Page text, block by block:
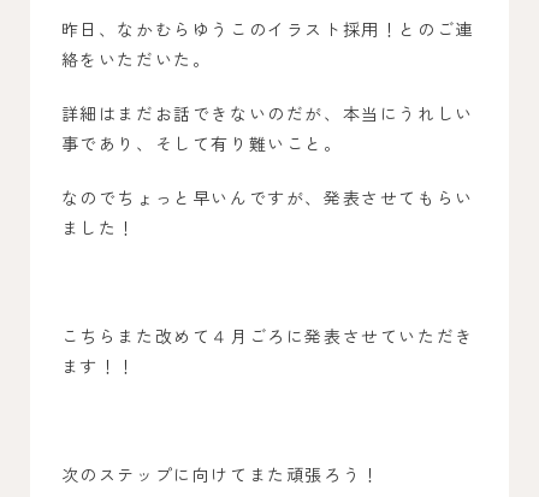
昨日、なかむらゆうこのイラスト採用！とのご連
絡をいただいた。
詳細はまだお話できないのだが、本当にうれしい
事であり、そして有り難いこと。
なのでちょっと早いんですが、発表させてもらい
ました！
こちらまた改めて４月ごろに発表させていただき
ます！！
次のステップに向けてまた頑張ろう！